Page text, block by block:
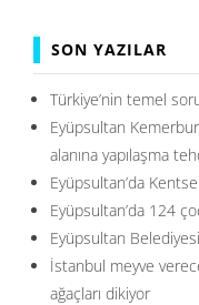
SON YAZILAR
Türkiye’nin temel
Eyüpsultan
alanına yapılaşma
Eyüpsultan’da
Eyüpsultan’da 124
Eyüpsultan
İstanbul meyve
ağaçları dikiyor